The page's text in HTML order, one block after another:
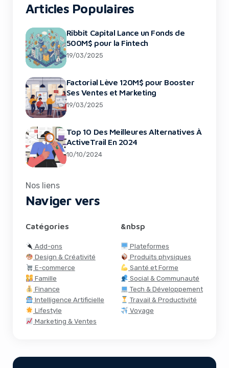
Articles Populaires
Ribbit Capital Lance un Fonds de
500M$ pour la Fintech
19/03/2025
Factorial Lève 120M$ pour Booster
Ses Ventes et Marketing
19/03/2025
Top 10 Des Meilleures Alternatives À
ActiveTrail En 2024
10/10/2024
Nos liens
Naviger vers
Catégories
Add-ons
Design & Créativité
E-commerce
Famille
Finance
Intelligence Artificielle
Lifestyle
Marketing & Ventes
&nbsp
Plateformes
Produits physiques
Santé et Forme
Social & Communauté
Tech & Développement
Travail & Productivité
Voyage